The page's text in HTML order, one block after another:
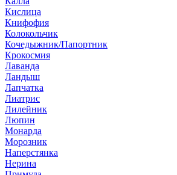
Кислица
Книфофия
Колокольчик
Кочедыжник/Папортник
Крокосмия
Лаванда
Ландыш
Лапчатка
Лиатрис
Лилейник
Люпин
Монарда
Морозник
Наперстянка
Нерина